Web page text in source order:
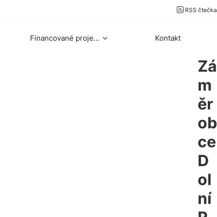
RSS čtečka
Financované projekty Kontakt
Zá
m
ěr
ob
ce
D
ol
ní